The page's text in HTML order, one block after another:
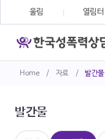
Home / 자료 / 발간물
울림 열림터
발간물